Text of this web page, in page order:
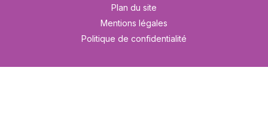
Plan du site
Mentions légales
Politique de confidentialité